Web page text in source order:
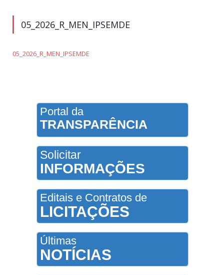
05_2026_R_MEN_IPSEMDE
05_2026_R_MEN_IPSEMDE
Portal da
TRANSPARÊNCIA
Solicitar
INFORMAÇÕES
Editais e Contratos de
LICITAÇÕES
Últimas
NOTÍCIAS